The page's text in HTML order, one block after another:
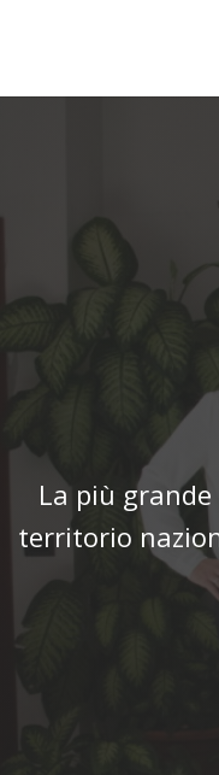
La più
territorio